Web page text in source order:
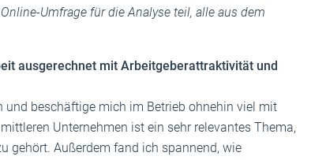
Umfrage für die Analyse teil, alle aus dem
ausgerechnet mit Arbeitgeberattraktivität und
und beschäftige mich im Betrieb ohnehin viel mit
Unternehmen ist ein sehr relevantes Thema,
gehört. Außerdem fand ich spannend, wie